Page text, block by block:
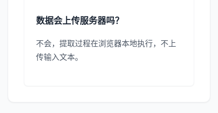
数据会上传服务器吗？
不会，提取过程在浏览器本地执行，不上
传输入文本。